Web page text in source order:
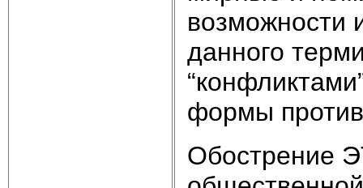
возможности
данного
формы
Обострение